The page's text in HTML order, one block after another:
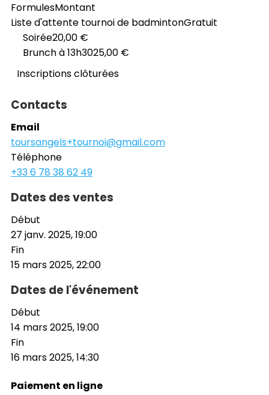
FormulesMontant
Liste d'attente tournoi de badmintonGratuit
Soirée20,00 €
Brunch à 13h3025,00 €
Inscriptions clôturées
Contacts
Email
toursangels+tournoi@gmail.com
Téléphone
+33 6 78 38 62 49
Dates des ventes
Début
27 janv. 2025, 19:00
Fin
15 mars 2025, 22:00
Dates de l'événement
Début
14 mars 2025, 19:00
Fin
16 mars 2025, 14:30
Paiement en ligne